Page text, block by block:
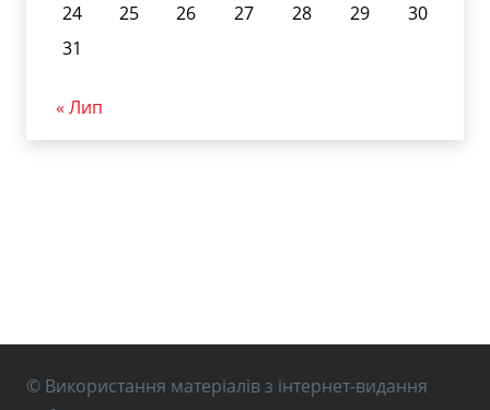
24
25 26 27 28 29
30
31
« Лип
© Використання матеріалів з інтернет-видання